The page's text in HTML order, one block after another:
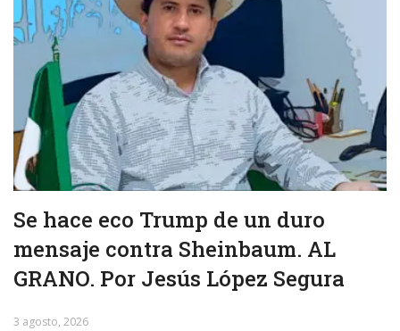
Se hace eco Trump de un duro
mensaje contra Sheinbaum. AL
GRANO. Por Jesús López Segura
3 agosto, 2026